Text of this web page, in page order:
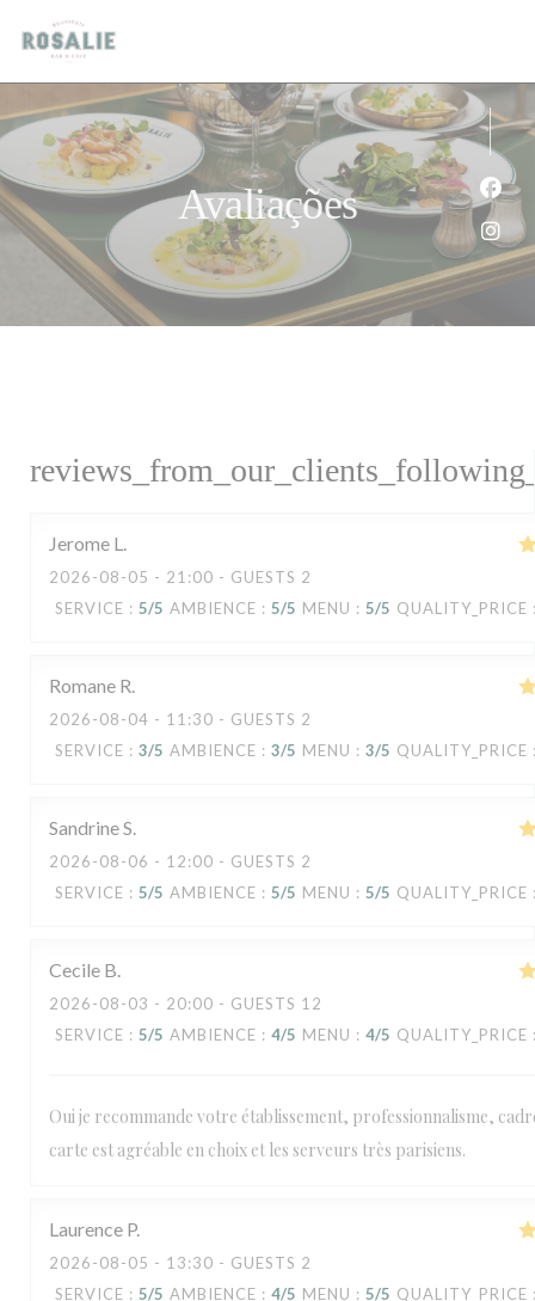
Painel de Gerenciamento de Cookies
Avaliações
Jerome L
2026-08-05 - 21:00 - GUESTS 2
SERVICE : 5/5 AMBIENCE : 5/5 MENU : 5/5 QUALITY_PRICE
Romane R
2026-08-04 - 11:30 - GUESTS 2
SERVICE : 3/5 AMBIENCE : 3/5 MENU : 3/5 QUALITY_PRICE
SandrineS
2026-08-06 - 12:00 - GUESTS 2
SERVICE : 5/5 AMBIENCE : 5/5 MENU : 5/5 QUALITY_PRICE
Cecile B
2026-08-03 - 20:00 - GUESTS 12
SERVICE : 5/5 AMBIENCE : 4/5 MENU : 4/5 QUALITY_PRICE
Oui je recommande votre établissement, professionnalisme,
carte est agréable en choix et les serveurs très parisiens.
Laurence P
2026-08-05 - 13:30 - GUESTS 2
SERVICE : 5/5 AMBIENCE : 4/5 MENU : 5/5 QUALITY_PRICE